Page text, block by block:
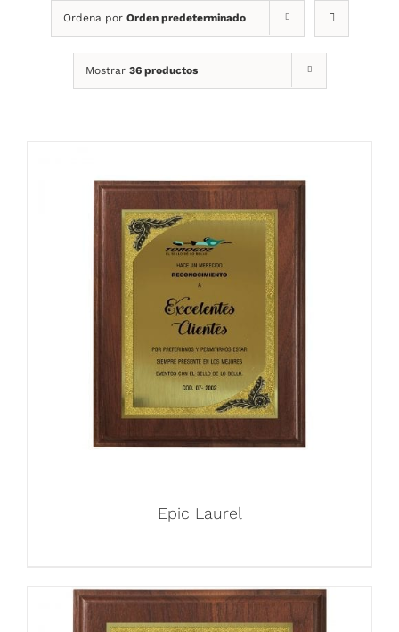
Ordena por Orden predeterminado
Mostrar 36 productos
Epic Laurel